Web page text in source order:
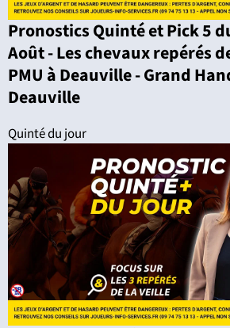
Pronostics Quinté et Pick 5
Août - Les chevaux repérés
PMU à Deauville - Grand
Deauville
Quinté du jour